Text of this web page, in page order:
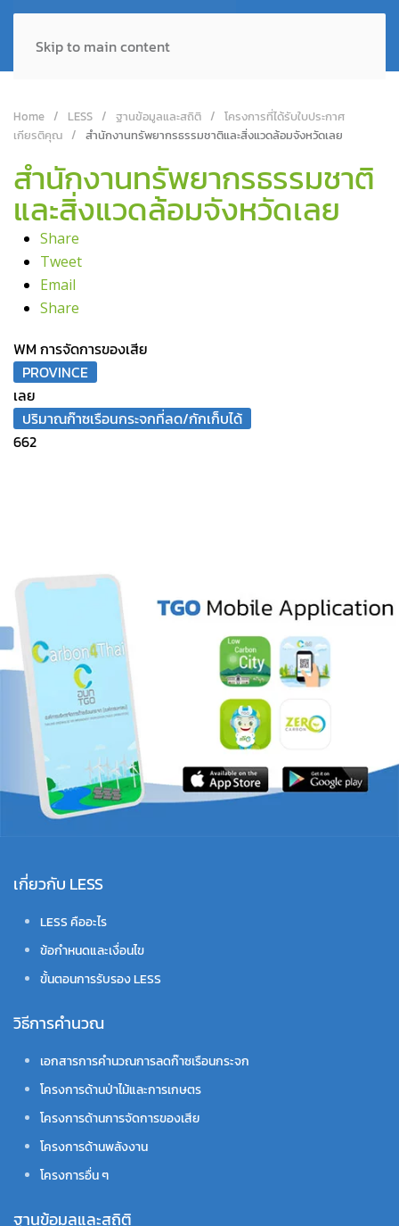
Skip to main content
Home LESS ฐานข้อมูลและสถิติ
โครงการที่ได้รับใบประกาศ
เกียรติคุณ
สำนักงานทรัพยากรธรรมชาติและสิ่งแวดล้อมจังหวัดเลย
สำนักงานทรัพยากรธรรมชาติ
และสิ่งแวดล้อมจังหวัดเลย
Share
Tweet
Email
Share
WM การจัดการของเสีย
PROVINCE
เลย
ปริมาณก๊าซเรือนกระจกที่ลด/กักเก็บได้
662
เกี่ยวกับ LESS
LESS คืออะไร
ข้อกำหนดและเงื่อนไข
ขั้นตอนการรับรอง LESS
วิธีการคำนวณ
เอกสารการคำนวณการลดก๊าซเรือนกระจก
โครงการด้านป่าไม้และการเกษตร
โครงการด้านการจัดการของเสีย
โครงการด้านพลังงาน
โครงการอื่น ๆ
ฐานข้อมูลและสถิติ